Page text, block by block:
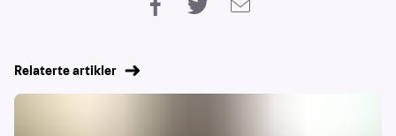
Relaterte artikler